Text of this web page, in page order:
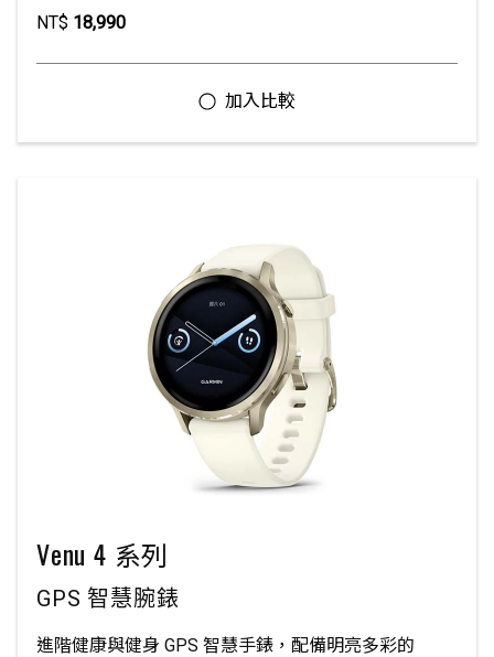
NT$ 18,990
Venu 4 系列
GPS 智慧腕錶
進階健康與健身 GPS 智慧手錶，配備明亮多彩的